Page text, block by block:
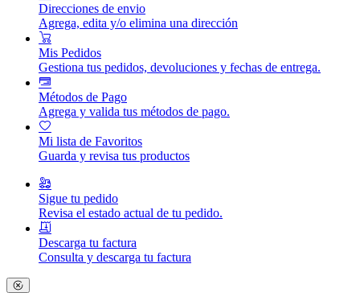
Direcciones de envio
Agrega, edita y/o elimina una dirección
Mis Pedidos
Gestiona tus pedidos, devoluciones y fechas de entrega.
Métodos de Pago
Agrega y valida tus métodos de pago.
Mi lista de Favoritos
Guarda y revisa tus productos
Sigue tu pedido
Revisa el estado actual de tu pedido.
Descarga tu factura
Consulta y descarga tu factura